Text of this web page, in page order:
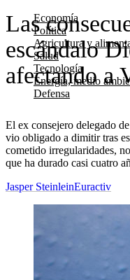
Economía
Política
Agricultura y
Salud
Tecnología
Energía, medio
Defensa
Las
escándalo
afectando a
El ex consejero delegado
vio obligado a dimitir tras
cometido irregularidades,
que ha durado casi cuatro
Jasper SteinleinEuractiv